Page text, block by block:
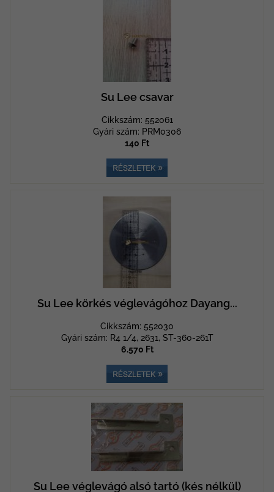
Su Lee csavar
Cikkszám: 552061
Gyári szám: PRM0306
140 Ft
Su Lee körkés véglevágóhoz Dayang...
Cikkszám: 552030
Gyári szám: R4 1/4, 2631, ST-360-261T
6.570 Ft
Su Lee véglevágó alsó tartó (kés nélkül)